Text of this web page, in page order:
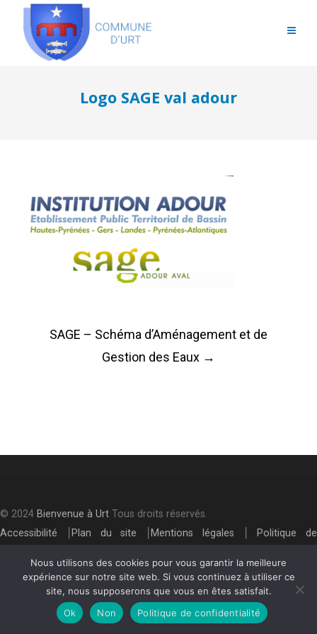
Logo SAGE val adour
Post
navigation
SAGE – Schéma d’Aménagement et de
Gestion des Eaux →
© 2024 Bienvenue à Urt Tous droits réservés.
Accessibilité
Plan du site Mentions légales
Politique de
Nous utilisons des cookies pour vous garantir la meilleure
expérience sur notre site web. Si vous continuez à utiliser ce
site, nous supposerons que vous en êtes satisfait.
Ok
Non Politique de confidentialité